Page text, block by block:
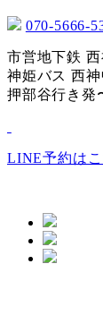
070-5666-
市営地下鉄
神姫バス 西神
押部谷行き発
LINE予約はこ